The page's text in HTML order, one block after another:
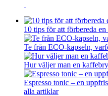
10 tips för att förbereda
Te från ECO-kapseln,
Hur väljer man en
Espresso tonic – en
alla artiklar